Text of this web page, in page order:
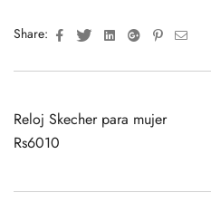
Share: FacebookTwitterLinkedinGoogle+Pinterest
Email
Reloj Skecher para mujer
Rs6010